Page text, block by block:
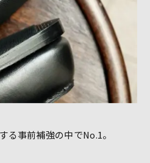
る事前補強の中でNo.1。